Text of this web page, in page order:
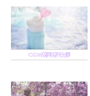
CGM/鄭明析牧師